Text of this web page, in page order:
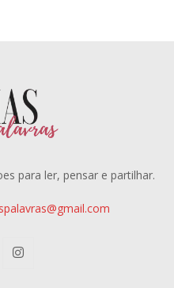
para ler, pensar e partilhar.